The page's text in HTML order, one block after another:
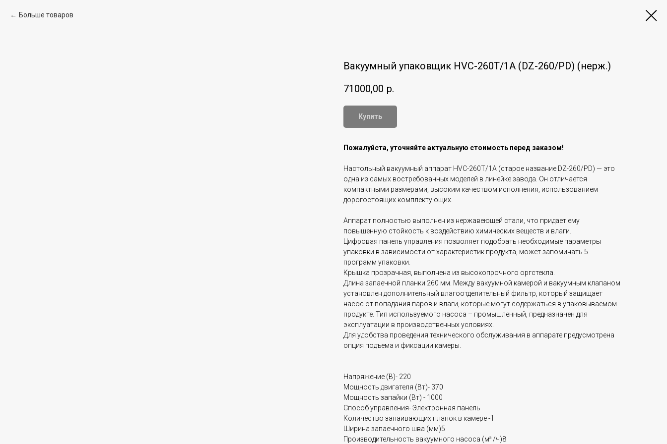
Больше товаров
Вакуумный упаковщик HVC-260T/1A (DZ-260/PD) (нерж.)
71000,00 р.
Купить
Пожалуйста, уточняйте актуальную стоимость перед заказом!
Настольный вакуумный аппарат HVC-260T/1A (старое название DZ-260/PD) — это
одна из самых востребованных моделей в линейке завода. Он отличается
компактными размерами, высоким качеством исполнения, использованием
дорогостоящих комплектующих.
Аппарат полностью выполнен из нержавеющей стали, что придает ему
повышенную стойкость к воздействию химических веществ и влаги.
Цифровая панель управления позволяет подобрать необходимые параметры
упаковки в зависимости от характеристик продукта, может запоминать 5
программ упаковки.
Крышка прозрачная, выполнена из высокопрочного оргстекла.
Длина запаечной планки 260 мм. Между вакуумной камерой и вакуумным клапаном
установлен дополнительный влагоотделительный фильтр, который защищает
насос от попадания паров и влаги, которые могут содержаться в упаковываемом
продукте. Тип используемого насоса – промышленный, предназначен для
эксплуатации в производственных условиях.
Для удобства проведения технического обслуживания в аппарате предусмотрена
опция подъема и фиксации камеры.
Напряжение (В)- 220
Мощность двигателя (Вт)- 370
Мощность запайки (Вт) - 1000
Способ управления- Электронная панель
Количество запаивающих планок в камере -1
Ширина запаечного шва (мм)5
Производительность вакуумного насоса (м³ /ч)8